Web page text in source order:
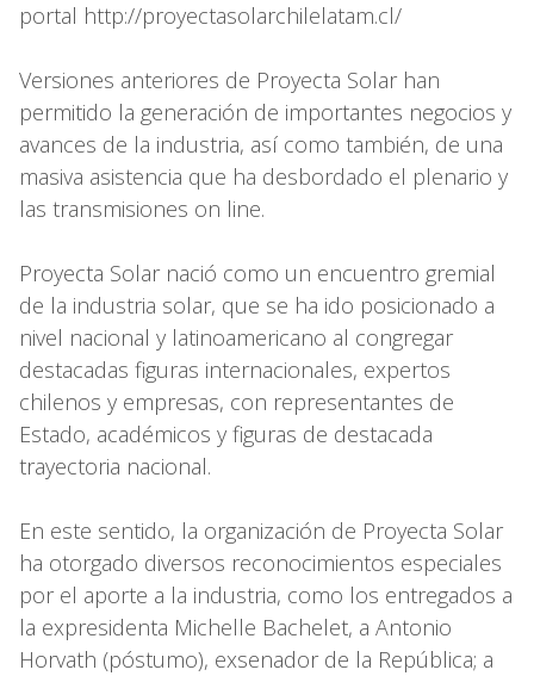
portal http://proyectasolarchilelatam.cl/
Versiones anteriores de Proyecta Solar han
permitido la generación de importantes negocios y
avances de la industria, así como también, de una
masiva asistencia que ha desbordado el plenario y
las transmisiones on line.
Proyecta Solar nació como un encuentro gremial
de la industria solar, que se ha ido posicionado a
nivel nacional y latinoamericano al congregar
destacadas figuras internacionales, expertos
chilenos y empresas, con representantes de
Estado, académicos y figuras de destacada
trayectoria nacional.
En este sentido, la organización de Proyecta Solar
ha otorgado diversos reconocimientos especiales
por el aporte a la industria, como los entregados a
la expresidenta Michelle Bachelet, a Antonio
Horvath (póstumo), exsenador de la República; a